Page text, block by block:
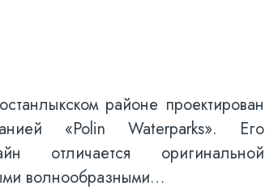
районе проектирован
«Polin Waterparks». Его
отличается оригинальной
волнообразными…